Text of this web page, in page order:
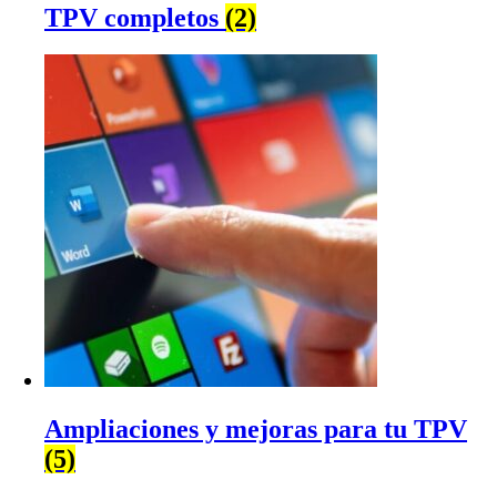
TPV completos (2)
Ampliaciones y mejoras para tu TPV
(5)